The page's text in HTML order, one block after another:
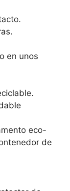
en unos
eco-
de